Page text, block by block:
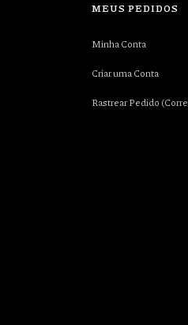
MEUS PEDIDOS
Minha Conta
Criar uma Conta
Rastrear Pedido